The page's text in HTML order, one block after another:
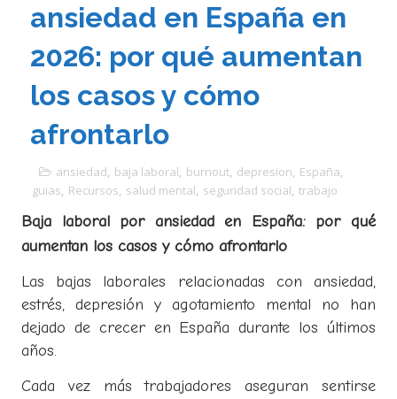
ansiedad en España en
2026: por qué aumentan
los casos y cómo
afrontarlo
ansiedad, baja laboral, burnout, depresion, España,
guias, Recursos, salud mental, seguridad social, trabajo
Baja laboral por ansiedad en España: por qué
aumentan los casos y cómo afrontarlo
Las bajas laborales relacionadas con ansiedad,
estrés, depresión y agotamiento mental no han
dejado de crecer en España durante los últimos
años.
Cada vez más trabajadores aseguran sentirse